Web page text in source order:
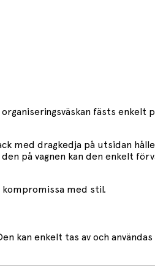
fästs enkelt
med dragkedja på utsidan
på vagnen kan den enkelt
med stil.
kan enkelt tas av och användas